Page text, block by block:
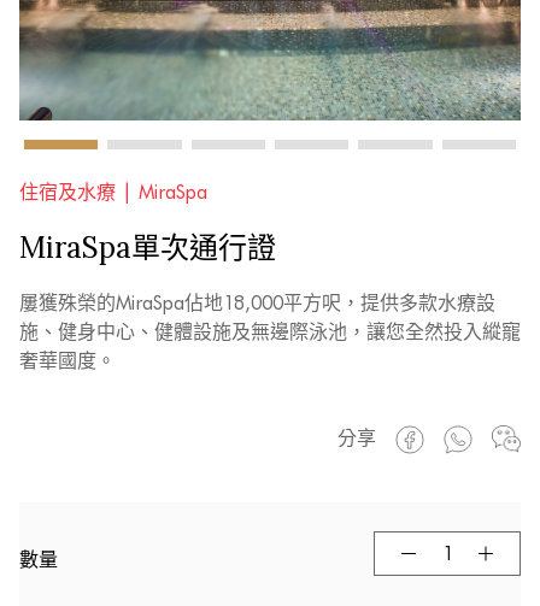
住宿及水療 | MiraSpa
MiraSpa單次通行證
屢獲殊榮的MiraSpa佔地18,000平方呎，提供多款水療設
施、健身中心、健體設施及無邊際泳池，讓您全然投入縱寵
奢華國度。
分享
數量